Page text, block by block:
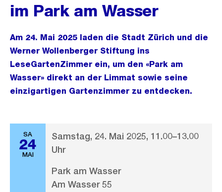
im Park am Wasser
Am 24. Mai 2025 laden die Stadt Zürich und die
Werner Wollenberger Stiftung ins
LeseGartenZimmer ein, um den «Park am
Wasser» direkt an der Limmat sowie seine
einzigartigen Gartenzimmer zu entdecken.
SA
24
MAI
Samstag, 24. Mai 2025, 11.00–13.00
Uhr
Park am Wasser
Am Wasser 55